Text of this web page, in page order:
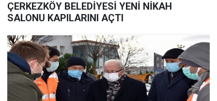
ÇERKEZKÖY BELEDİYESİ YENİ NİKAH
SALONU KAPILARINI AÇTI